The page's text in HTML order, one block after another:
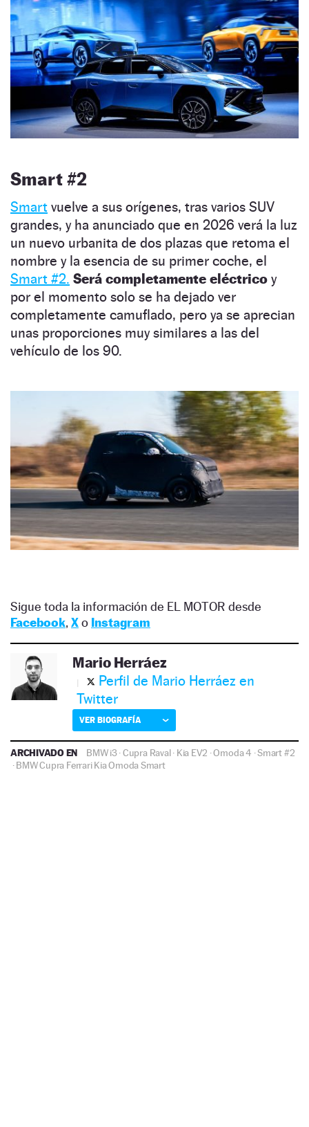
Smart #2
Smart vuelve a sus orígenes, tras varios SUV
grandes, y ha anunciado que en 2026 verá la luz
un nuevo urbanita de dos plazas que retoma el
nombre y la esencia de su primer coche, el
Smart #2. Será completamente eléctrico y
por el momento solo se ha dejado ver
completamente camuflado, pero ya se aprecian
unas proporciones muy similares a las del
vehículo de los 90.
Sigue toda la información de EL MOTOR desde
Facebook, Xo Instagram
Mario Herráez
Perfil de Mario Herráez en
Twitter
VER BIOGRAFÍA
ARCHIVADO EN BMW i3·Cupra Raval· Kia EV2 ·Omoda 4 ·Smart #2
·BMWCupra Ferrari KiaOmodaSmart